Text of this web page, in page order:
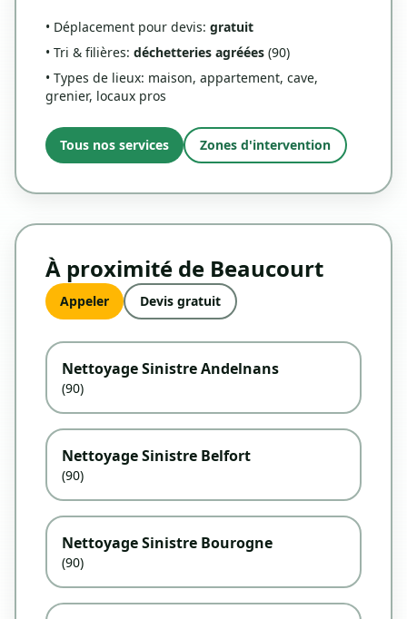
• Déplacement pour devis: gratuit
• Tri & filières: déchetteries agréées (90)
• Types de lieux: maison, appartement, cave,
grenier, locaux pros
Tous nos services Zones d'intervention
À proximité de Beaucourt
Appeler Devis gratuit
Nettoyage Sinistre Andelnans
(90)
Nettoyage Sinistre Belfort
(90)
Nettoyage Sinistre Bourogne
(90)